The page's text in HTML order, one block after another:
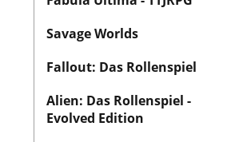
Savage Worlds
Fallout: Das Rollenspiel
Alien: Das Rollenspiel -
Evolved Edition